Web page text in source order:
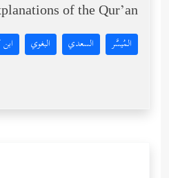
of the Qur’an:
المُيسَّر السعدي البغوي ابن